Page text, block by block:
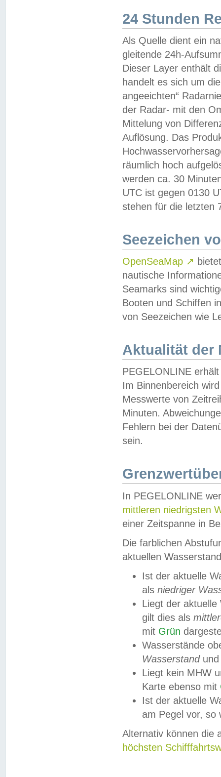
24 Stunden
Als Quelle dient ein
gleitende 24h-
Dieser Layer enthält
handelt es sich um
angeeichten“
der Radar- mit den
Mittelung von
Auflösung. Das
räumlich hoch
werden ca. 30
UTC ist gegen 0130
stehen für die letzten
Seezeichen
OpenSeaMap ↗
nautische
Seamarks sind
Booten und Schiffen
von Seezeichen wie
Aktualität der
PEGELONLINE
Im Binnenbereich
Messwerte von
Minuten.
Fehlern bei der
sein.
In PEGELONLINE
mittleren niedrigsten
einer Zeitspanne in
Die farblichen
aktuellen
Ist der aktuelle
als niedriger
Liegt der
gilt dies als
mit Grün
Wasserstände
Wasserstandund
Liegt kein MHW
Karte ebenso mit
Ist der aktuelle
am Pegel vor,
Alternativ können die
höchsten